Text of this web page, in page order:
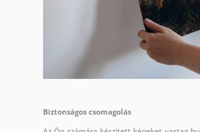
Biztonságos csomagolás